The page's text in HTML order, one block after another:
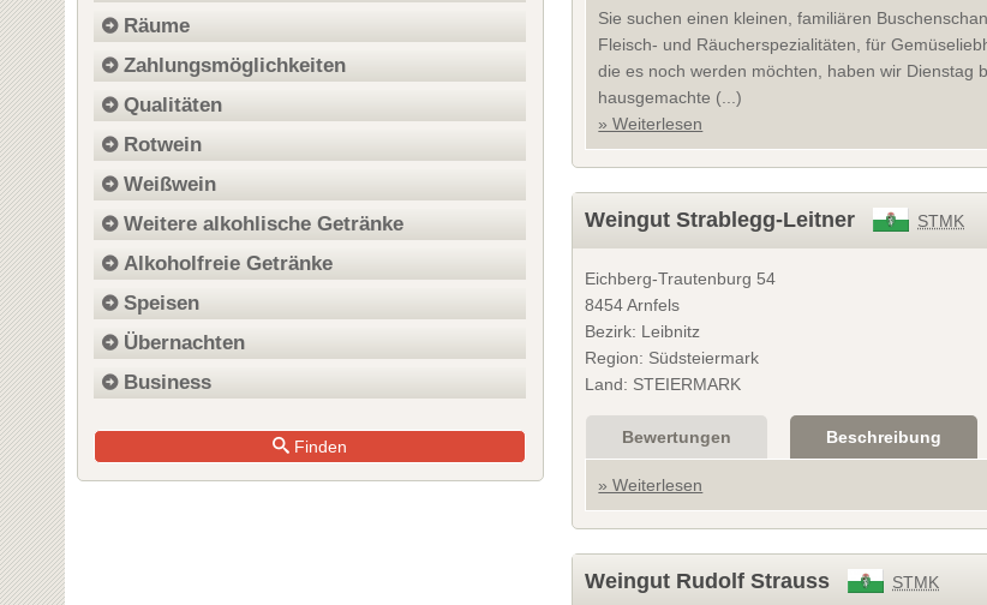
Sie suchen einen kleinen, familiären
Fleisch- und Räucherspezialitäten, für
die es noch werden möchten, haben wir Dienstag
hausgemachte (...)
» Weiterlesen
Weingut Strablegg-Leitner STMK
Eichberg-Trautenburg 54
8454 Arnfels
Bezirk: Leibnitz
Region: Südsteiermark
Land: STEIERMARK
Bewertungen Beschreibung
» Weiterlesen
Weingut Rudolf Strauss STMK
Räume
Zahlungsmöglichkeiten
Qualitäten
Rotwein
Weißwein
Weitere alkohlische Getränke
Alkoholfreie Getränke
Speisen
Übernachten
Business
Finden